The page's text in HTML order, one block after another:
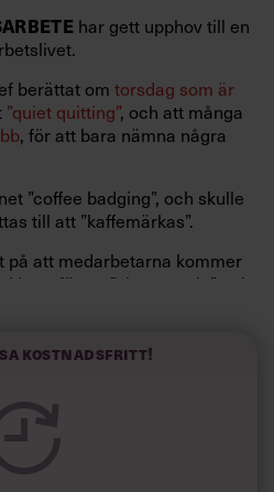
har gett upphov till en
berättat om torsdag som är
”quiet quitting”, och att många
, för att bara nämna några
”coffee badging”, och skulle
till att ”kaffemärkas”.
på att medarbetarna kommer
bara för att ”visa upp sig” och
av hybridarbetarna i Sverige
som kartlägger 2 000
till
kostnadsfritt!